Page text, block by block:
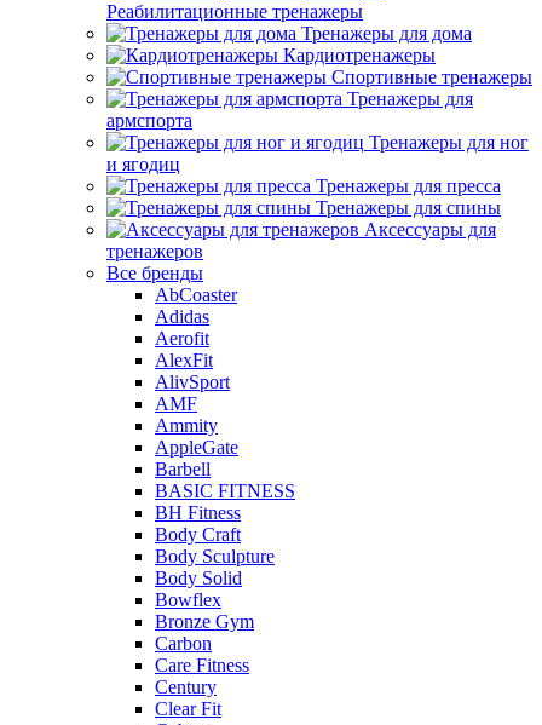
Реабилитационные тренажеры
Тренажеры для дома
Кардиотренажеры
Спортивные тренажеры
Тренажеры для
армспорта
Тренажеры для ног
и ягодиц
Тренажеры для пресса
Тренажеры для спины
Аксессуары для
тренажеров
Все бренды
AbCoaster
Adidas
Aerofit
AlexFit
AlivSport
AMF
Ammity
AppleGate
Barbell
BASIC FITNESS
BH Fitness
Body Craft
Body Sculpture
Body Solid
Bowflex
Bronze Gym
Carbon
Care Fitness
Century
Clear Fit